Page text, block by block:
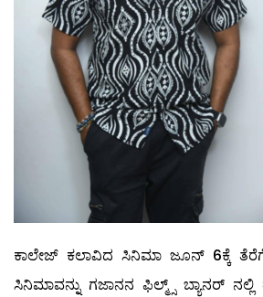
ಕಾಲೇಜ್ ಕಲಾವಿದ ಸಿನಿಮಾ ಜೂನ್ 6ಕ್ಕೆ ತೆರೆಗೆ
ಸಿನಿಮಾವನ್ನು ಗಜಾನನ ಫಿಲ್ಮ್ಸ್ ಬ್ಯಾನರ್